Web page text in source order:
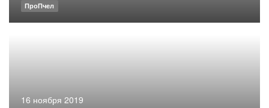
ПроПчел
16 ноября 2019